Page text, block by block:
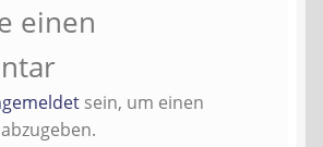
einen
sein, um einen